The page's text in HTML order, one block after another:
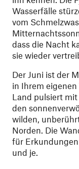
Wasserfälle
vom
dass die Nacht
sie wieder
Der Juni ist der
in Ihrem eigenen
Land pulsiert
den
wilden,
Norden. Die
für
und je.